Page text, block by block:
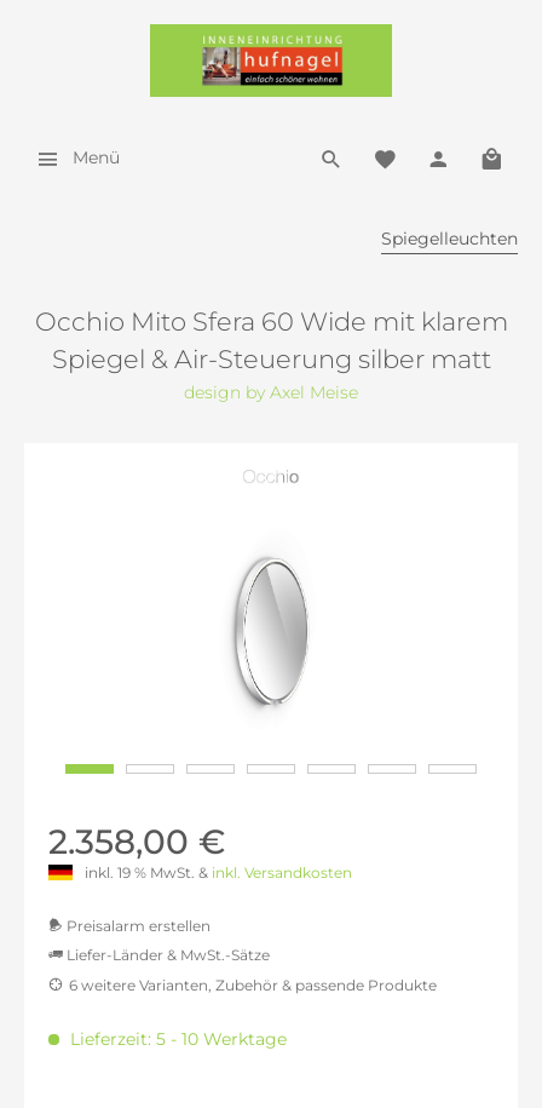
Menü
Spiegelleuchten
Occhio Mito Sfera 60 Wide mit klarem
Spiegel & Air-Steuerung silber matt
design by Axel Meise
2.358,00 €
inkl. 19 % MwSt. & inkl. Versandkosten
Preisalarm erstellen
Liefer-Länder & MwSt.-Sätze
inkl. 16% MwSt.: 2.298,55 €
inkl. 20% MwSt.: 2.377,82 €
6 weitere Varianten, Zubehör & passende Produkte
Lieferzeit: 5 - 10 Werktage